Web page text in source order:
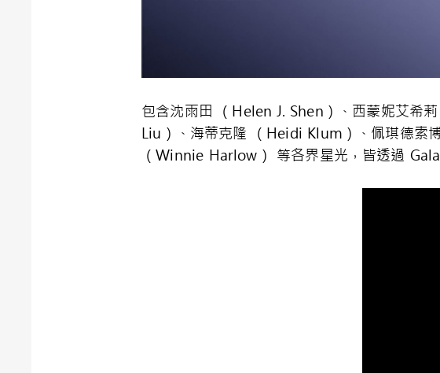
包含沈雨田 （Helen J. Shen）、西蒙妮艾希
Liu）、海蒂克隆 （Heidi Klum）、佩琪德索
（Winnie Harlow） 等各界星光，皆透過